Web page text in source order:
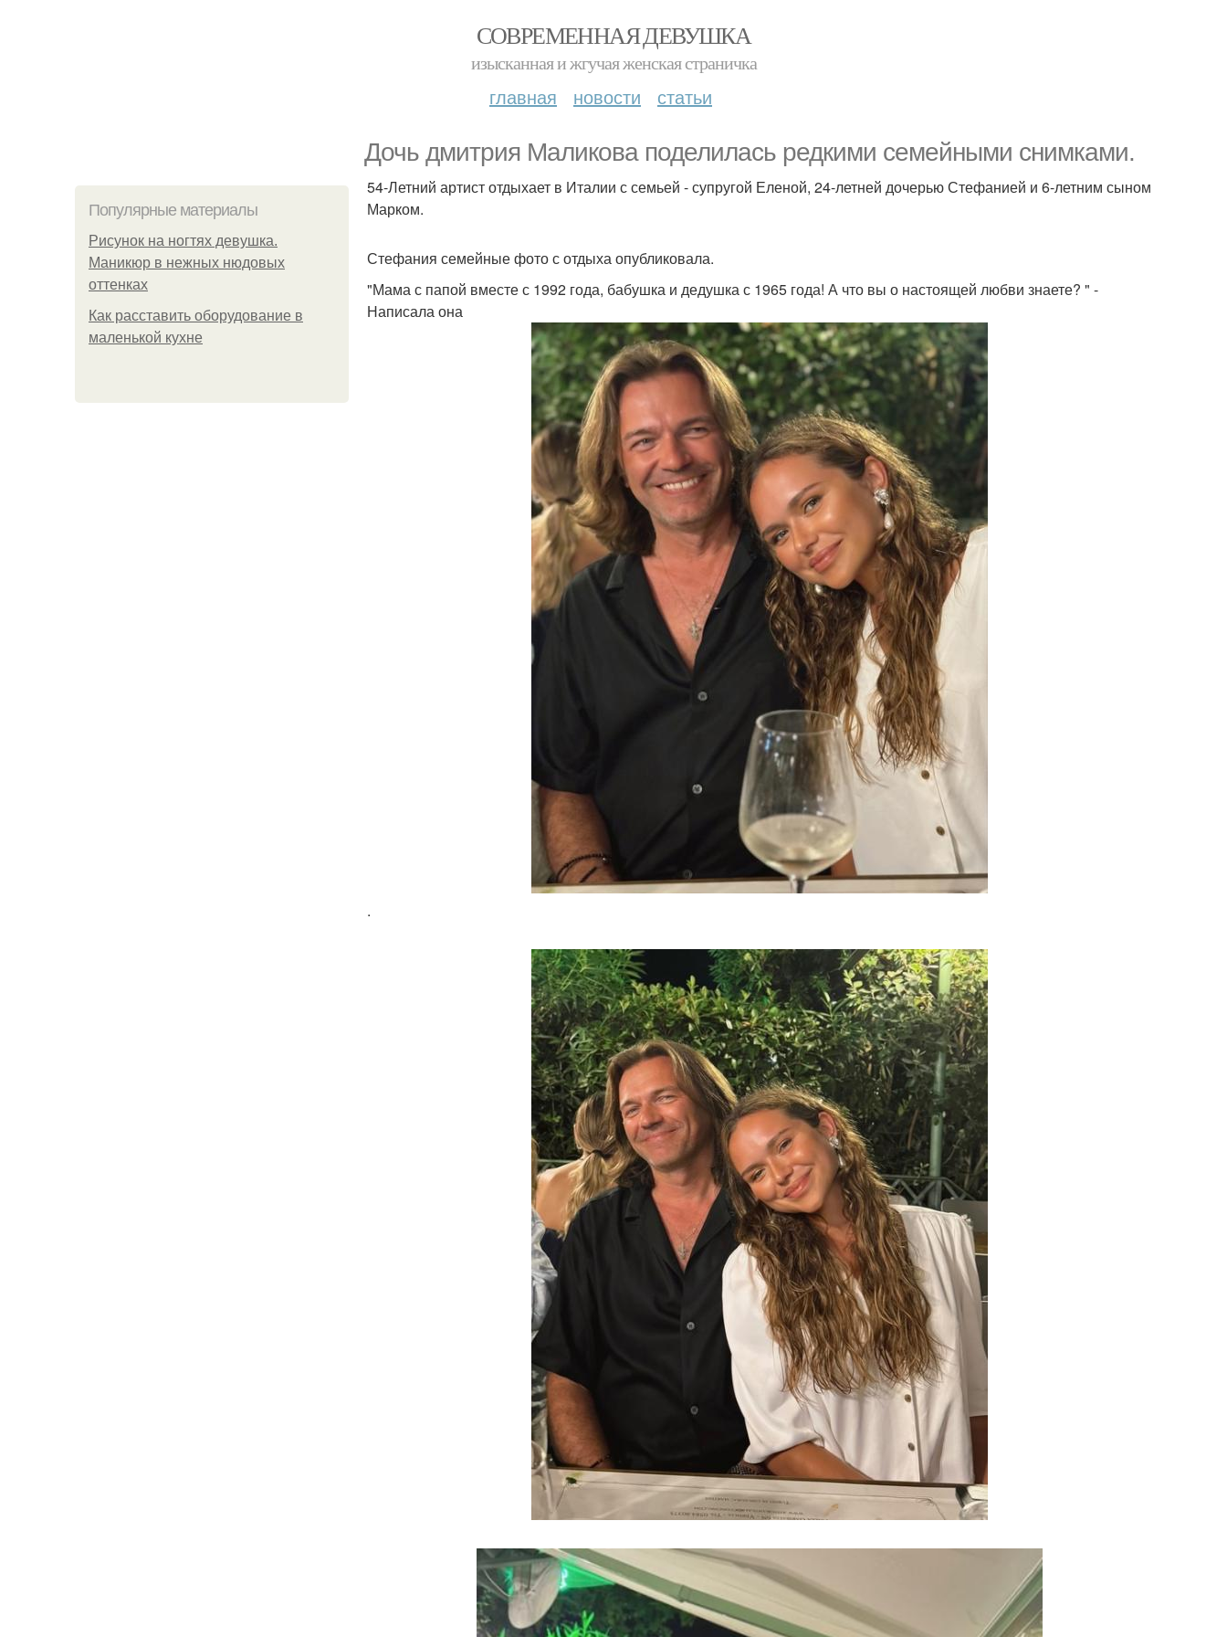
СОВРЕМЕННАЯ ДЕВУШКА
изысканная и жгучая женская страничка
главная новости статьи
Дочь дмитрия Маликова поделилась редкими семейными снимками.
Популярные материалы
Рисунок на ногтях девушка.
Маникюр в нежных нюдовых
оттенках
Как расставить оборудование в
маленькой кухне
54-Летний артист отдыхает в Италии с семьей - супругой Еленой, 24-летней дочерью Стефанией и 6-летним сыном
Марком.
Стефания семейные фото с отдыха опубликовала.
"Мама с папой вместе с 1992 года, бабушка и дедушка с 1965 года! А что вы о настоящей любви знаете? " -
Написала она
.